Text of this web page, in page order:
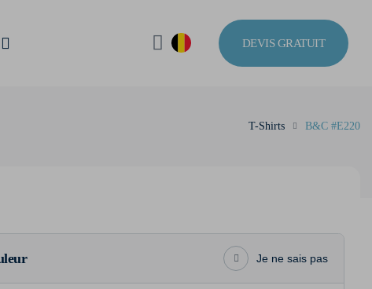
DEVIS GRATUIT
T-Shirts B&C #E220
Je ne sais pas